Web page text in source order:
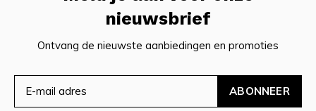
nieuwsbrief
Ontvang de nieuwste aanbiedingen en promoties
ABONNEER